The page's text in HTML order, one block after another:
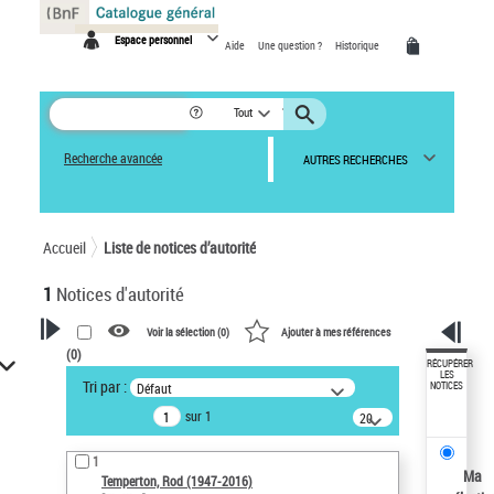
Espace personnel Aide Une question ? Historique
Tout
Recherche avancée AUTRES RECHERCHES
Accueil Liste de notices d’autorité
1 Notices d'autorité
VOTRE RECHERCHE
Recherche avancée dans les
notices d’autorité
Œuvres liées à l'auteur :
Temperton, Rod (1947-2016)
Voir la sélection (0) Ajouter à mes références
(0)
Tri par : Défaut
sur 1
20
résultats/page
1
Temperton, Rod (1947-2016)
RÉCUPÉRER
LES
NOTICES
Ma
Panneau de gestion des cookies